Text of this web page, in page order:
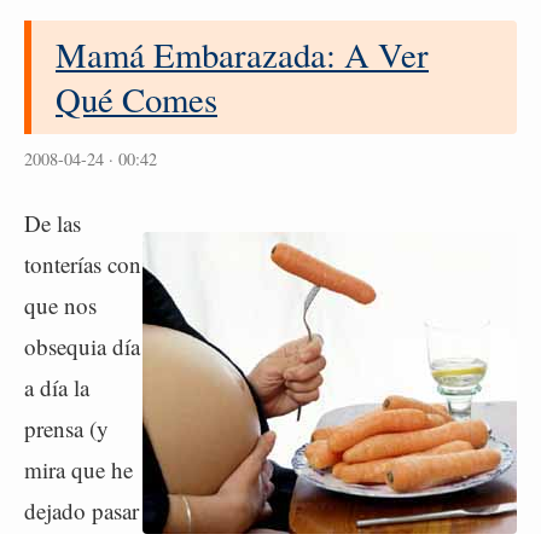
Mamá Embarazada: A Ver
Qué Comes
2008-04-24 · 00:42
De las
tonterías con
que nos
obsequia día
a día la
prensa (y
mira que he
dejado pasar